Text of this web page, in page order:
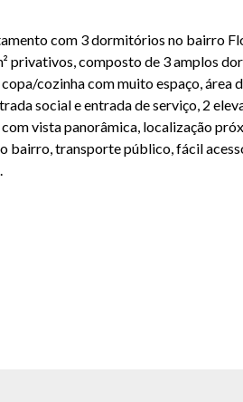
com 3 dormitórios no bairro
privativos, composto de 3 amplos
cozinha com muito espaço, área
social e entrada de serviço, 2
vista panorâmica, localização
bairro, transporte público, fácil